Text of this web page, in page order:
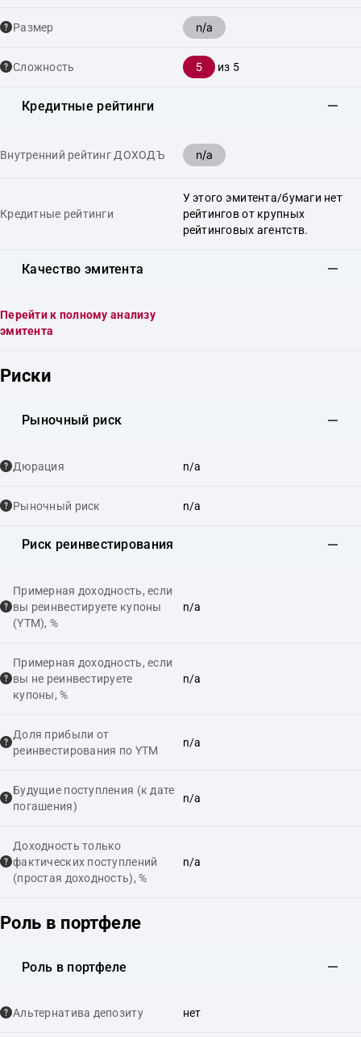
Размер n/a
Сложность 5 из 5
Кредитные рейтинги
Внутренний рейтинг ДОХОДЪ n/a
Кредитные рейтинги
У этого эмитента/бумаги нет
рейтингов от крупных
рейтинговых агентств.
Качество эмитента
Перейти к полному анализу
эмитента
Риски
Рыночный риск
Дюрация n/a
Рыночный риск n/a
Риск реинвестирования
Примерная доходность, если
вы реинвестируете купоны
(YTM), %
n/a
Примерная доходность, если
вы не реинвестируете
купоны, %
n/a
Доля прибыли от
реинвестирования по YTM
n/a
Будущие поступления (к дате
погашения)
n/a
Доходность только
фактических поступлений
(простая доходность), %
n/a
Роль в портфеле
Роль в портфеле
Альтернатива депозиту нет